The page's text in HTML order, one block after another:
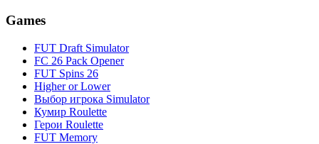
Games
FUT Draft Simulator
FC 26 Pack Opener
FUT Spins 26
Higher or Lower
Выбор игрока Simulator
Кумир Roulette
Герои Roulette
FUT Memory